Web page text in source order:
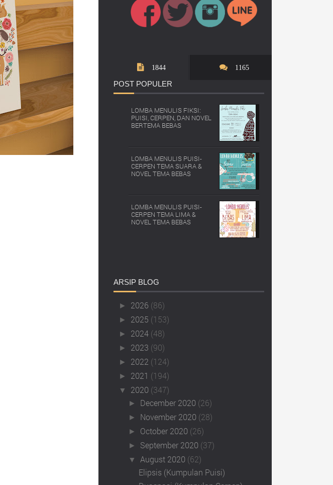
1844 1165
POST POPULER
LOMBA MENULIS FIKSI:
PUISI, CERPEN, DAN NOVEL
BERTEMA BEBAS
LOMBA MENULIS PUISI-
CERPEN TEMA SUARA &
NOVEL TEMA BEBAS
LOMBA MENULIS PUISI-
CERPEN TEMA LIMA &
NOVEL TEMA BEBAS
ARSIP BLOG
► 2026 (86)
► 2025 (153)
► 2024 (48)
► 2023 (90)
► 2022 (124)
► 2021 (194)
▼ 2020 (347)
► December 2020 (26)
► November 2020 (28)
► October 2020 (26)
► September 2020 (37)
▼ August 2020 (62)
Elipsis (Kumpulan Puisi)